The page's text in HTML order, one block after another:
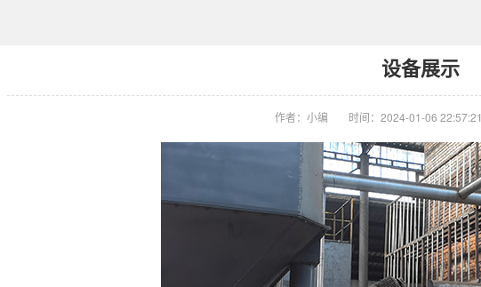
设备展示
作者：小编 时间：2024-01-06 22:57:21